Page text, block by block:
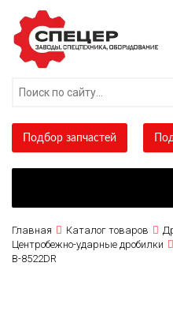
Подбор запчастей
Главная Каталог товаров
Центробежно-ударные дробилки
B-8522DR